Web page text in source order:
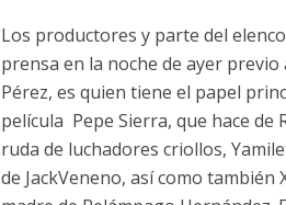
Los productores y parte del
prensa en la noche de ayer
Pérez, es quien tiene el papel
película Pepe Sierra, que hace de
ruda de luchadores criollos,
de JackVeneno, así como